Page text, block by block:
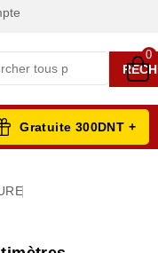
0
Gratuite 300DNT +